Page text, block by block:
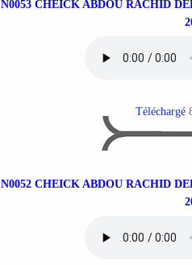
N0053 CHEICK ABDOU RACHID
Téléchargé
N0052 CHEICK ABDOU RACHID